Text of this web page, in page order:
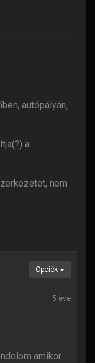
autópályán,
a
nem
Opciók
5 éve
amikor